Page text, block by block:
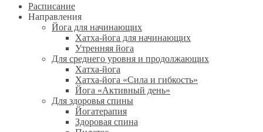
Расписание
Направления
Йога для начинающих
Хатха-йога для начинающих
Утренняя йога
Для среднего уровня и продолжающих
Хатха-йога
Хатха-йога «Сила и гибкость»
Йога «Активный день»
Для здоровья спины
Йогатерапия
Здоровая спина